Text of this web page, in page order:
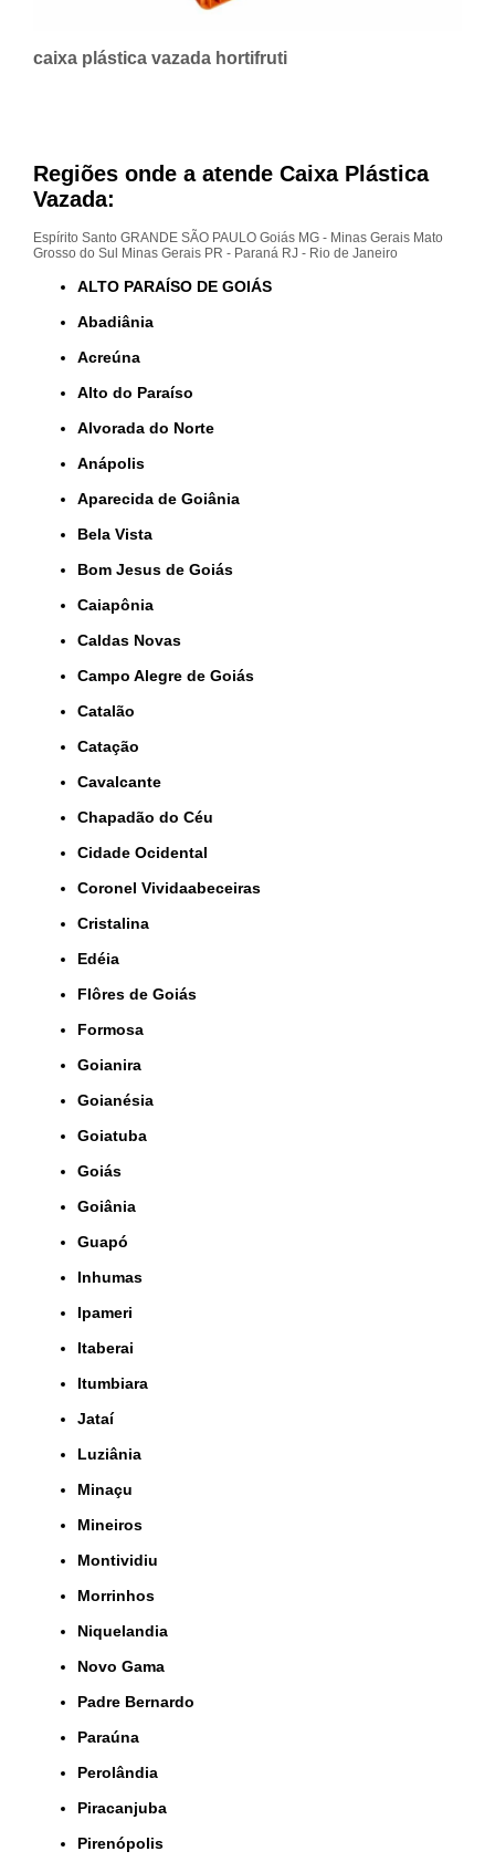
caixa plástica vazada hortifruti
Regiões onde a atende Caixa Plástica
Vazada:
Espírito Santo GRANDE SÃO PAULO Goiás MG - Minas Gerais Mato
Grosso do Sul
Minas Gerais PR - Paraná RJ - Rio de Janeiro
ALTO PARAÍSO DE GOIÁS
Abadiânia
Acreúna
Alto do Paraíso
Alvorada do Norte
Anápolis
Aparecida de Goiânia
Bela Vista
Bom Jesus de Goiás
Caiapônia
Caldas Novas
Campo Alegre de Goiás
Catalão
Catação
Cavalcante
Chapadão do Céu
Cidade Ocidental
Coronel Vividaabeceiras
Cristalina
Edéia
Flôres de Goiás
Formosa
Goianira
Goianésia
Goiatuba
Goiás
Goiânia
Guapó
Inhumas
Ipameri
Itaberai
Itumbiara
Jataí
Luziânia
Minaçu
Mineiros
Montividiu
Morrinhos
Niquelandia
Novo Gama
Padre Bernardo
Paraúna
Perolândia
Piracanjuba
Pirenópolis